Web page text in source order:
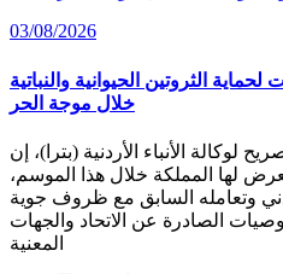
03/08/2026
الثروتين الحيوانية والنباتية
خلال موجة الحر
لوكالة الأنباء الأردنية (بترا)، إن
لها المملكة خلال هذا الموسم،
وتعامله السابق مع ظروف جوية
الصادرة عن الاتحاد والجهات
المعنية